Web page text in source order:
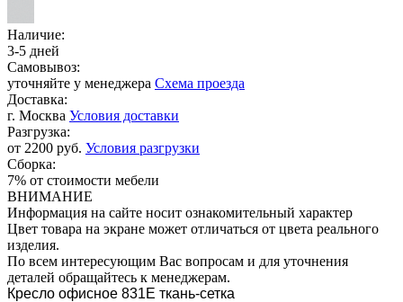
Наличие:
3-5 дней
Самовывоз:
уточняйте у менеджера Схема проезда
Доставка:
г. Москва Условия доставки
Разгрузка:
от 2200 руб. Условия разгрузки
Сборка:
7% от стоимости мебели
ВНИМАНИЕ
Информация на сайте носит ознакомительный характер
Цвет товара на экране может отличаться от цвета реального
изделия.
По всем интересующим Вас вопросам и для уточнения
деталей обращайтесь к менеджерам.
Кресло офисное 831Е ткань-сетка